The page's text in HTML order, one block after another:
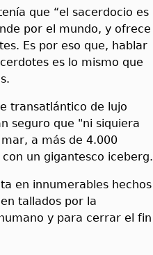
que “el sacerdocio es
por el mundo, y ofrece
Es por eso que, hablar
es lo mismo que
transatlántico de lujo
seguro que "ni siquiera
a más de 4.000
un gigantesco iceberg.
en innumerables hechos
tallados por la
y para cerrar el fin